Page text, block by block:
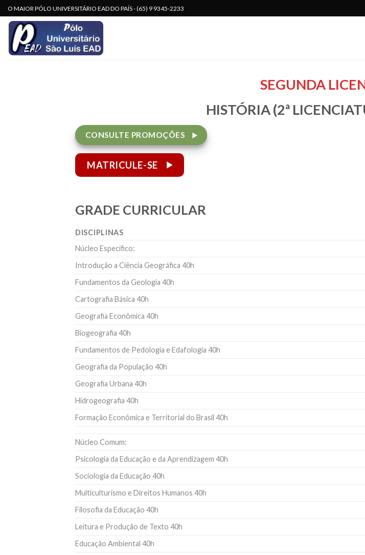
Skip
to
content
O MAIOR PÓLO UNIVERSITÁRIO EAD DO PAÍS - (65) 9 9345-2233
SEGUNDA
HISTÓRIA (2ª
CONSULTE PROMOÇÕES
MATRICULE-SE
GRADE CURRICULAR
DISCIPLINAS
Núcleo Específico:
Introdução a Ciência Geográfica 40h
Fundamentos da Geologia 40h
Cartografia Básica 40h
Geografia Econômica 40h
Biogeografia 40h
Fundamentos de Pedologia e Edafologia 40h
Geografia da População 40h
Geografia Urbana 40h
Hidrogeografia 40h
Formação Econômica e Territorial do Brasil 40h
Núcleo Comum:
Psicologia da Educação e da Aprendizagem 40h
Sociologia da Educação 40h
Multiculturismo e Direitos Humanos 40h
Filosofia da Educação 40h
Leitura e Produção de Texto 40h
Educação Ambiental 40h